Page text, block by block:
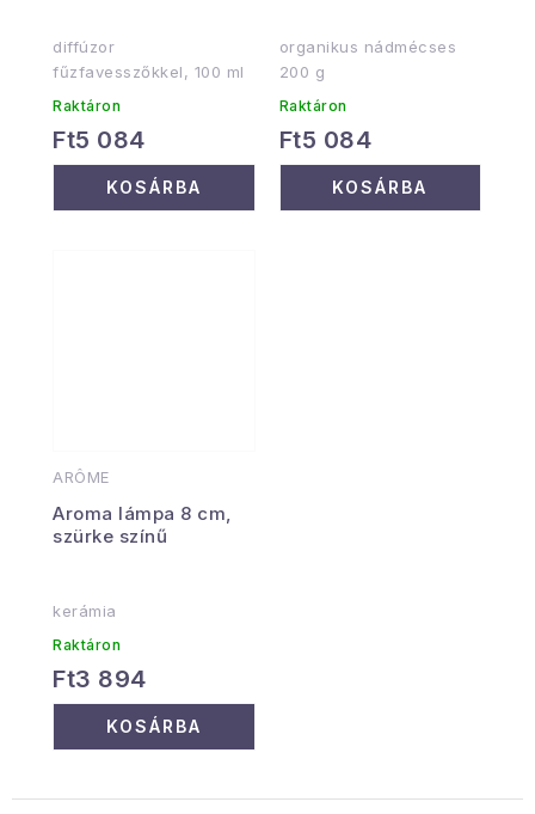
diffúzor
fűzfavesszőkkel, 100 ml
Raktáron
Ft5 084
KOSÁRBA
organikus nádmécses
200 g
Raktáron
Ft5 084
KOSÁRBA
ARÔME
Aroma lámpa 8 cm,
szürke színű
kerámia
Raktáron
Ft3 894
KOSÁRBA